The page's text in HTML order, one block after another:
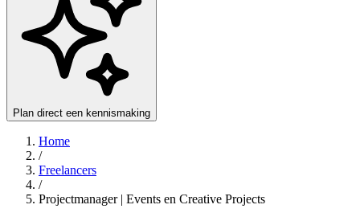
Plan direct een kennismaking
Home
/
Freelancers
/
Projectmanager | Events en Creative Projects